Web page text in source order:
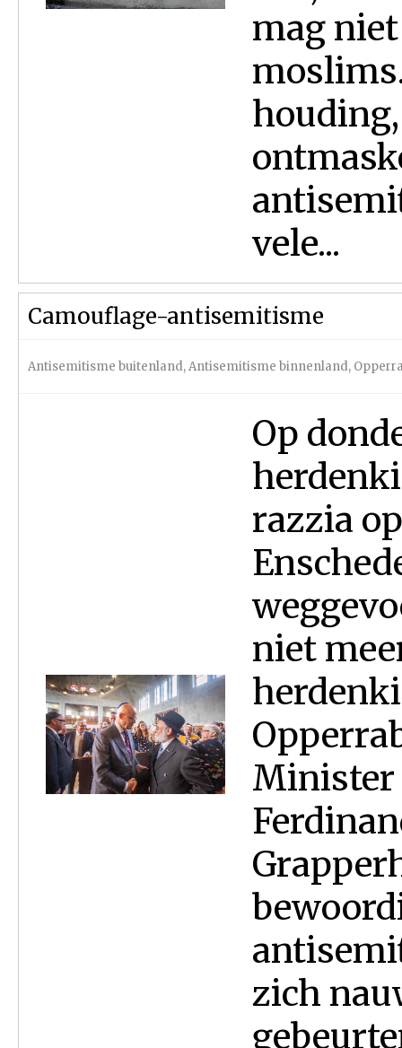
mag
vele...
Camouflage-antisemitisme
Antisemitisme buitenland,Antisemitisme binnenland,
Op
razzia
niet
Minister
zich